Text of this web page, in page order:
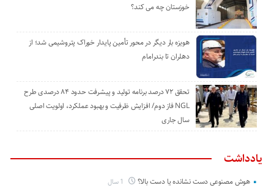
خوزستان چه می کند؟
هویزه بار دیگر در محور تأمین پایدار خوراک پتروشیمی شد؛ از
دهلران تا بندرامام
تحقق ۷۲ درصد برنامه تولید و پیشرفت حدود ۸۴ درصدی طرح
NGL فاز دوم/ افزایش ظرفیت و بهبود عملکرد، اولویت اصلی
سال جاری
یادداشت
هوش مصنوعی دست نشانده یا دست بالا؟